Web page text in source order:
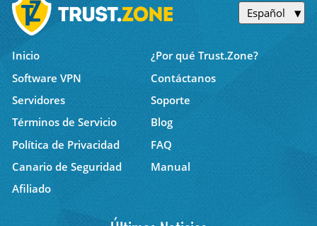
Español
Inicio
¿Por qué Trust.Zone?
Software VPN
Contáctanos
Servidores
Soporte
Términos de Servicio
Blog
Política de Privacidad
FAQ
Canario de Seguridad
Manual
Afiliado